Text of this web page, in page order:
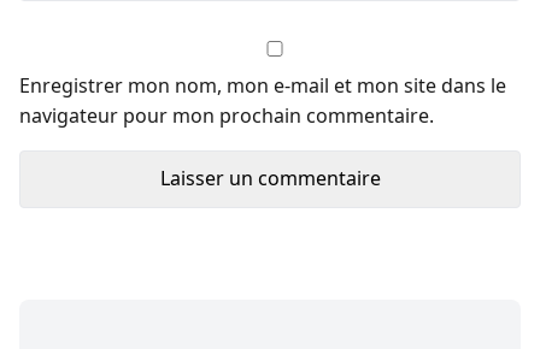
Enregistrer mon nom, mon e-mail et mon site dans le
navigateur pour mon prochain commentaire.